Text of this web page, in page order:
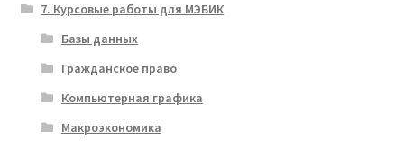
7. Курсовые работы для МЭБИК
Базы данных
Гражданское право
Компьютерная графика
Макроэкономика